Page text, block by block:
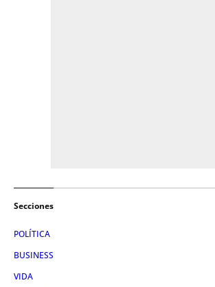
Secciones
POLÍTICA
BUSINESS
VIDA